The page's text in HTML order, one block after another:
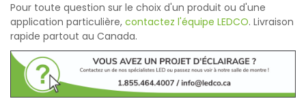
Pour toute question sur le choix d'un produit ou d'une
application particulière, contactez l'équipe LEDCO. Livraison
rapide partout au Canada.